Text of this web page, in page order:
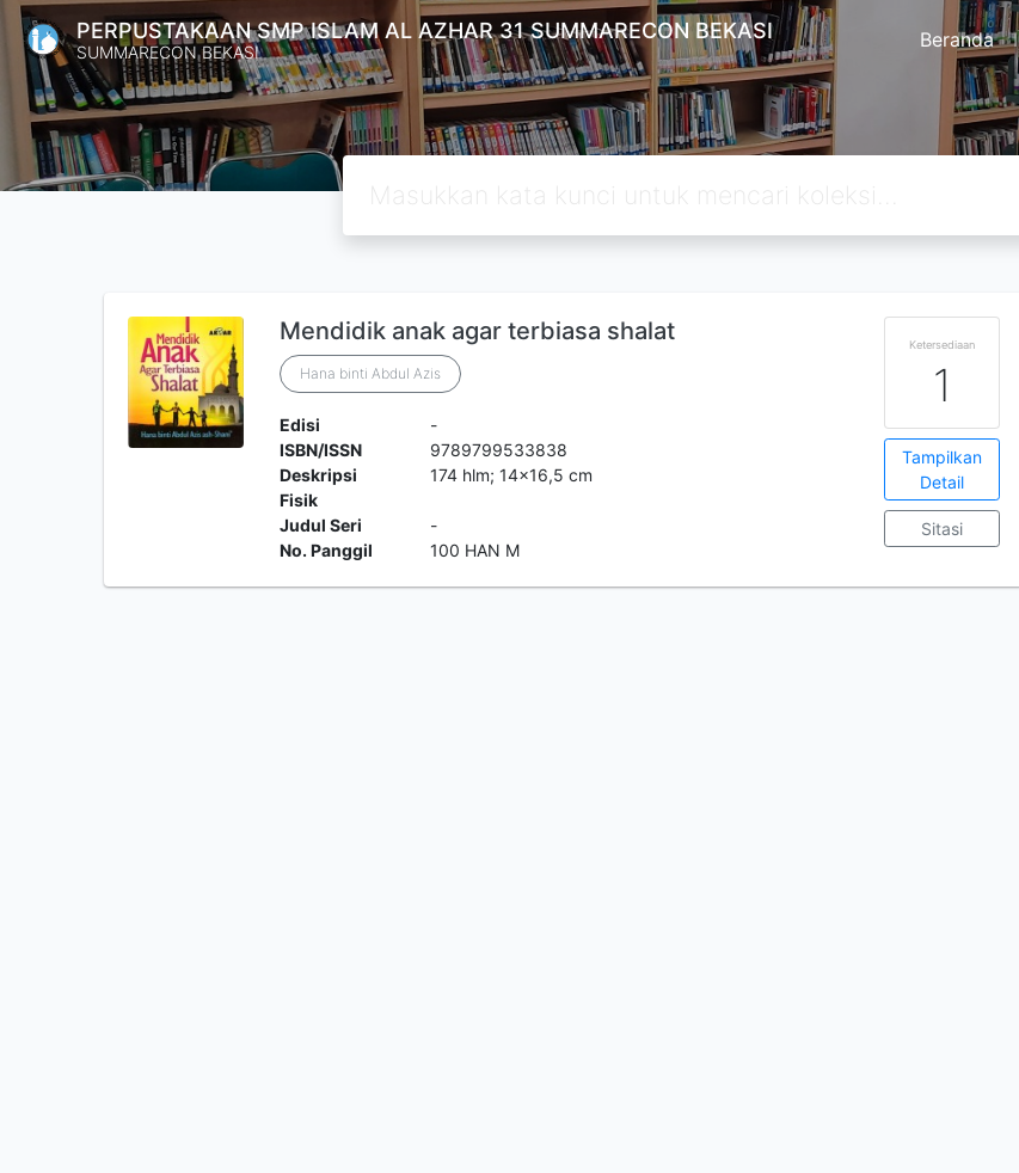
PERPUSTAKAAN SMP ISLAM AL AZHAR 31 SUMMARECON BEKASI
SUMMARECON BEKASI Beranda
Mendidik anak agar terbiasa shalat
Hana binti Abdul Azis
Edisi
-
ISBN/ISSN
9789799533838
Deskripsi
Fisik
174 hlm; 14x16,5 cm
Judul Seri
-
No. Panggil
100 HAN M
Ketersediaan
1
Tampilkan
Detail
Sitasi